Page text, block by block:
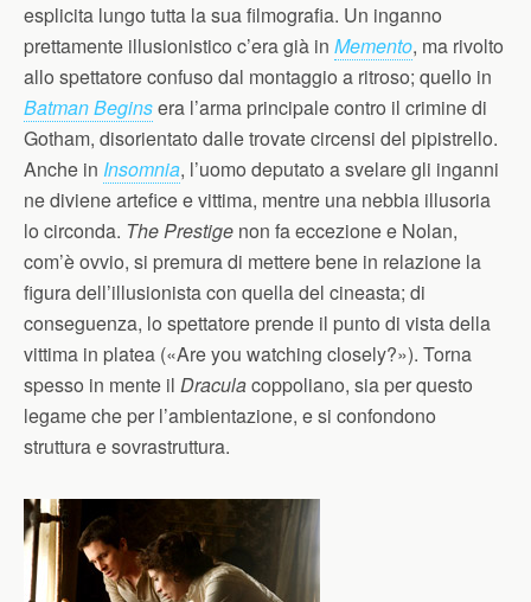
esplicita lungo tutta la sua filmografia. Un inganno
prettamente illusionistico c’era già in Memento, ma rivolto
allo spettatore confuso dal montaggio a ritroso; quello in
Batman Beginsera l’arma principale contro il crimine di
Gotham, disorientato dalle trovate circensi del pipistrello.
Anche in Insomnia, l’uomo deputato a svelare gli inganni
ne diviene artefice e vittima, mentre una nebbia illusoria
lo circonda. The Prestige non fa eccezione e Nolan,
com’è ovvio, si premura di mettere bene in relazione la
figura dell’illusionista con quella del cineasta; di
conseguenza, lo spettatore prende il punto di vista della
vittima in platea («Are you watching closely?»). Torna
spesso in mente il Draculacoppoliano, sia per questo
legame che per l’ambientazione, e si confondono
struttura e sovrastruttura.